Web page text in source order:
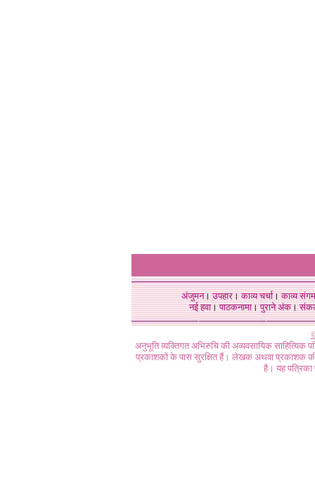
अंजुमन।उपहार।काव्य चर्चा।काव्य संगम
नई हवा। पाठकनामा। पुराने अंक।
अनुभूति व्यक्तिगत अभिरुचि की अव्यवसायिक
प्रकाशकों के पास सुरक्षित हैं। लेखक अथवा प्रकाशक की
है। यह पत्रिका